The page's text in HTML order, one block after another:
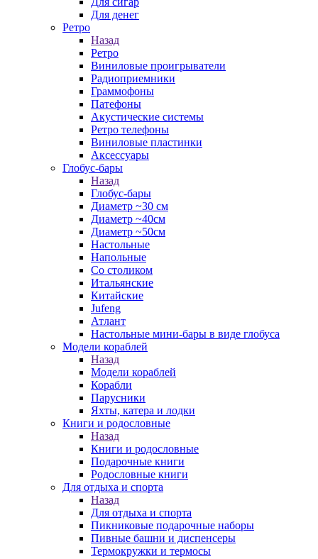
Для денег
Ретро
Назад
Ретро
Виниловые проигрыватели
Радиоприемники
Граммофоны
Патефоны
Акустические системы
Ретро телефоны
Виниловые пластинки
Аксессуары
Глобус-бары
Назад
Глобус-бары
Диаметр ~30 см
Диаметр ~40см
Диаметр ~50см
Настольные
Напольные
Со столиком
Итальянские
Китайские
Jufeng
Атлант
Настольные мини-бары в виде глобуса
Модели кораблей
Назад
Модели кораблей
Корабли
Парусники
Яхты, катера и лодки
Книги и родословные
Назад
Книги и родословные
Подарочные книги
Родословные книги
Для отдыха и спорта
Назад
Для отдыха и спорта
Пикниковые подарочные наборы
Пивные башни и диспенсеры
Термокружки и термосы